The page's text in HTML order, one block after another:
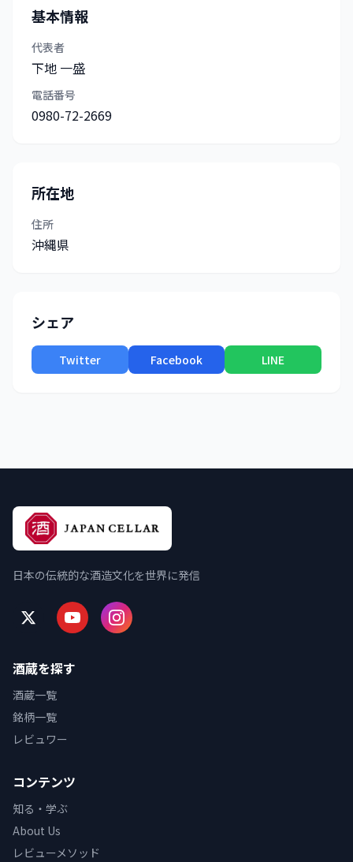
基本情報
代表者
下地 一盛
電話番号
0980-72-2669
所在地
住所
沖縄県
シェア
Twitter Facebook LINE
日本の伝統的な酒造文化を世界に発信
酒蔵を探す
酒蔵一覧
銘柄一覧
レビュワー
コンテンツ
知る・学ぶ
About Us
レビューメソッド